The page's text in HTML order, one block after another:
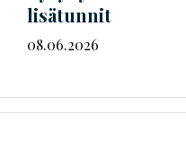
lisätunnit
08.06.2026